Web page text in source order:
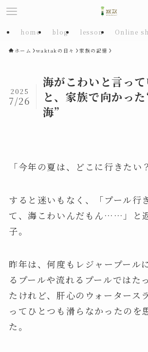
home blog lesson Online
ホーム waktakの日々 家族の記憶
海がこわいと言っ
と、家族で向かっ
海”
2025
7/26
「今年の夏は、どこに行きたい
すると迷いもなく、「プール行
て、海こわいんだもん……」と
子。
昨年は、何度もレジャープール
るプールや流れるプールではた
たけれど、肝心のウォータース
ってひとつも滑らなかったのを
た。